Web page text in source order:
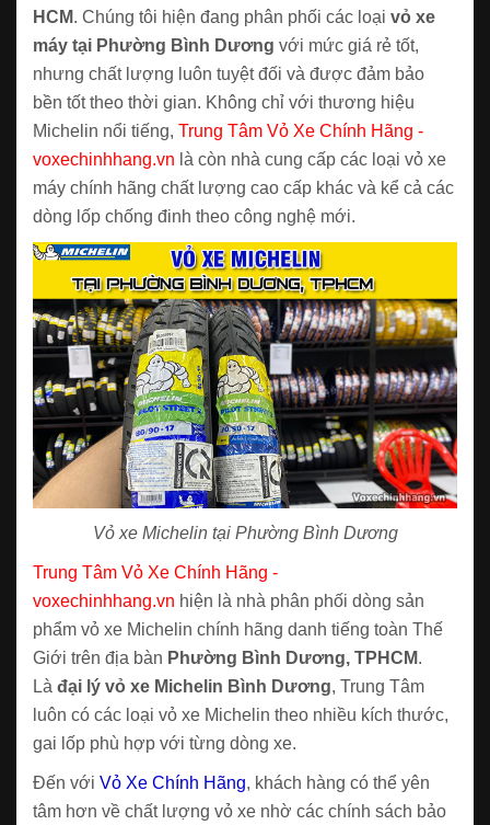
HCM. Chúng tôi hiện đang phân phối các loại vỏ xe
máy tại Phường Bình Dương với mức giá rẻ tốt,
nhưng chất lượng luôn tuyệt đối và được đảm bảo
bền tốt theo thời gian. Không chỉ với thương hiệu
Michelin nổi tiếng, Trung Tâm Vỏ Xe Chính Hãng -
voxechinhhang.vn là còn nhà cung cấp các loại vỏ xe
máy chính hãng chất lượng cao cấp khác và kể cả các
dòng lốp chống đinh theo công nghệ mới.
Vỏ xe Michelin tại Phường Bình Dương
Trung Tâm Vỏ Xe Chính Hãng -
voxechinhhang.vn hiện là nhà phân phối dòng sản
phẩm vỏ xe Michelin chính hãng danh tiếng toàn Thế
Giới trên địa bàn Phường Bình Dương, TPHCM.
Là đại lý vỏ xe Michelin Bình Dương, Trung Tâm
luôn có các loại vỏ xe Michelin theo nhiều kích thước,
gai lốp phù hợp với từng dòng xe.
Đến với Vỏ Xe Chính Hãng, khách hàng có thể yên
tâm hơn về chất lượng vỏ xe nhờ các chính sách bảo